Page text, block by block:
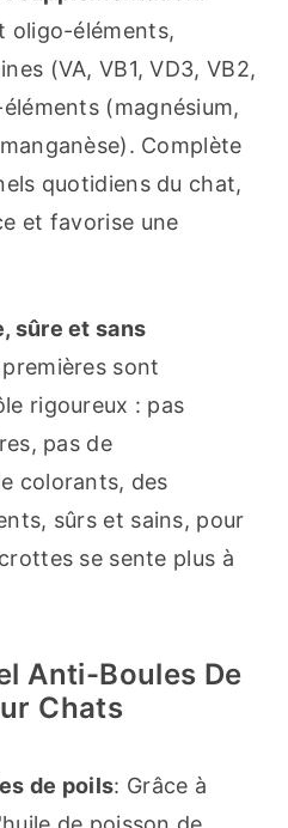
oligo-éléments,
(VA, VB1, VD3, VB2,
(magnésium,
Complète
quotidiens du chat,
et favorise une
sûre et sans
sont
rigoureux : pas
pas de
colorants, des
sûrs et sains, pour
se sente plus à
Anti-Boules De
Chats
de poils: Grâce à